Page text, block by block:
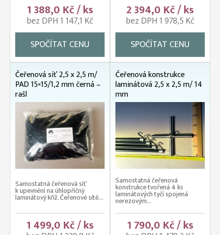
1 388,0 Kč / ks
bez DPH 1 147,1 Kč
SPOČÍTAT CENU
2 394,0 Kč / ks
bez DPH 1 978,5 Kč
SPOČÍTAT CENU
Čeřenová síť 2,5 x 2,5 m/
PAD 15×15/1,2 mm černá –
rašl
Samostatná čeřenová síť
k upevnění na úhlopříčný
laminátový kříž. Čeřenové sítě...
1 499,0 Kč / ks
Čeřenová konstrukce
laminátová 2,5 x 2,5 m/ 14
mm
Samostatná čeřenová
konstrukce tvořená 4 ks
laminátových tyčí spojená
nerezovým...
1 790,0 Kč / ks